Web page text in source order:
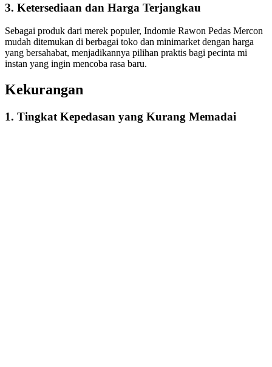
3. Ketersediaan dan Harga Terjangkau
Sebagai produk dari merek populer, Indomie Rawon Pedas Mercon
mudah ditemukan di berbagai toko dan minimarket dengan harga
yang bersahabat, menjadikannya pilihan praktis bagi pecinta mi
instan yang ingin mencoba rasa baru.
Kekurangan
1. Tingkat Kepedasan yang Kurang Memadai